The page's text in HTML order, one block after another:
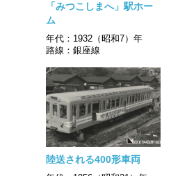
「みつこしまへ」駅ホー
ム
年代：1932（昭和7）年
路線：銀座線
陸送される400形車両